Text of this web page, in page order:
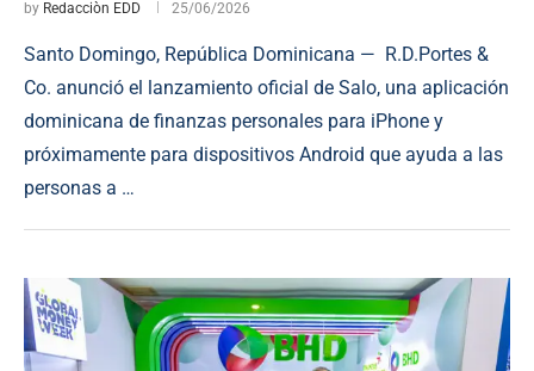
by Redacciòn EDD 25/06/2026
Santo Domingo, República Dominicana — R.D.Portes &
Co. anunció el lanzamiento oficial de Salo, una aplicación
dominicana de finanzas personales para iPhone y
próximamente para dispositivos Android que ayuda a las
personas a …